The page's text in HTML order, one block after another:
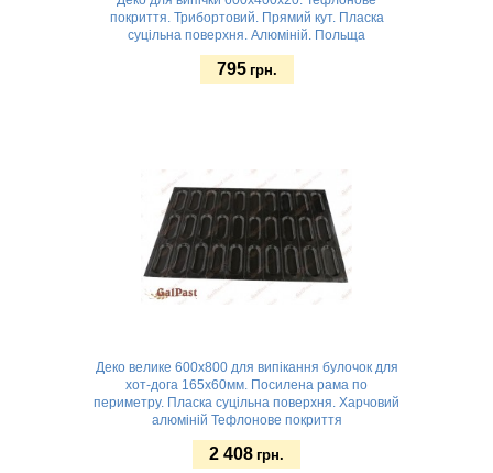
покриття. Трибортовий. Прямий кут. Пласка
суцільна поверхня. Алюміній. Польща
795 грн.
Деко велике 600х800 для випікання булочок для
хот-дога 165х60мм. Посилена рама по
периметру. Пласка суцільна поверхня. Харчовий
алюміній Тефлонове покриття
2 408 грн.